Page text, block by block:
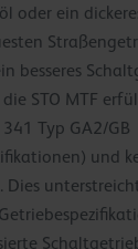
oder ein
besseres
STO MTF
Typ GA2/GB
und